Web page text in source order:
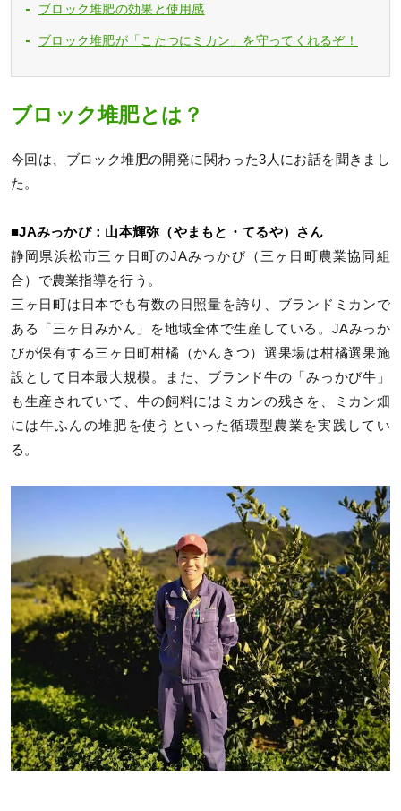
ブロック堆肥の効果と使用感
ブロック堆肥が「こたつにミカン」を守ってくれるぞ！
ブロック堆肥とは？
今回は、ブロック堆肥の開発に関わった3人にお話を聞きまし
た。
■JAみっかび：山本輝弥（やまもと・てるや）さん
静岡県浜松市三ヶ日町のJAみっかび（三ヶ日町農業協同組
合）で農業指導を行う。
三ヶ日町は日本でも有数の日照量を誇り、ブランドミカンで
ある「三ヶ日みかん」を地域全体で生産している。JAみっか
びが保有する三ヶ日町柑橘（かんきつ）選果場は柑橘選果施
設として日本最大規模。また、ブランド牛の「みっかび牛」
も生産されていて、牛の飼料にはミカンの残さを、ミカン畑
には牛ふんの堆肥を使うといった循環型農業を実践してい
る。